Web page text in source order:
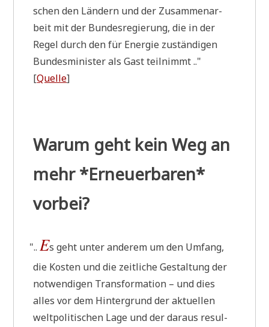
schen den Län­dern und der Zusam­men­ar­
beit mit der Bun­des­re­gie­rung, die in der
Regel durch den für Ener­gie zustän­di­gen
Bun­des­mi­ni­ster als Gast teilnimmt .."
[Quel­le]
Warum geht kein Weg an
mehr *Erneuerbaren*
vorbei?
"..Es geht unter ande­rem um den Umfang,
die Kosten und die zeit­li­che Gestal­tung der
not­wen­di­gen Trans­for­ma­ti­on – und dies
alles vor dem Hin­ter­grund der aktu­el­len
welt­po­li­ti­schen Lage und der dar­aus resul­